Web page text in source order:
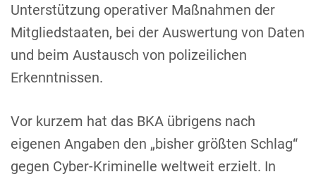
Unterstützung operativer Maßnahmen der
Mitgliedstaaten, bei der Auswertung von Daten
und beim Austausch von polizeilichen
Erkenntnissen.
Vor kurzem hat das BKA übrigens nach
eigenen Angaben den „bisher größten Schlag“
gegen Cyber-Kriminelle weltweit erzielt. In